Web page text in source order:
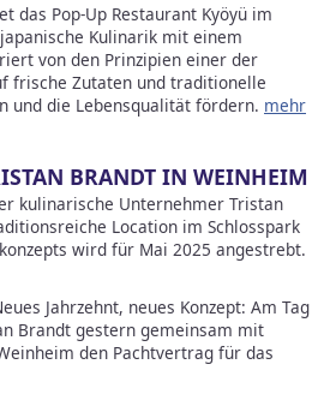
das Pop-Up Restaurant Kyöyü im
Kulinarik mit einem
von den Prinzipien einer der
frische Zutaten und traditionelle
und die Lebensqualität fördern. mehr
BRANDT IN WEINHEIM
kulinarische Unternehmer Tristan
Location im Schlosspark
wird für Mai 2025 angestrebt.
Jahrzehnt, neues Konzept: Am Tag
Brandt gestern gemeinsam mit
den Pachtvertrag für das